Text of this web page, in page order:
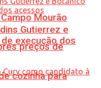
Mourão
preços de
cozinha para
Gutierrez e
execução dos